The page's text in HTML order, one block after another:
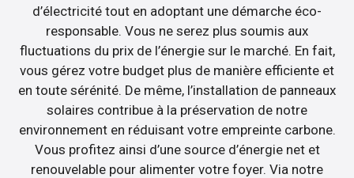
d’électricité tout en adoptant une démarche éco-
responsable. Vous ne serez plus soumis aux
fluctuations du prix de l’énergie sur le marché. En fait,
vous gérez votre budget plus de manière efficiente et
en toute sérénité. De même, l’installation de panneaux
solaires contribue à la préservation de notre
environnement en réduisant votre empreinte carbone.
Vous profitez ainsi d’une source d’énergie net et
renouvelable pour alimenter votre foyer. Via notre